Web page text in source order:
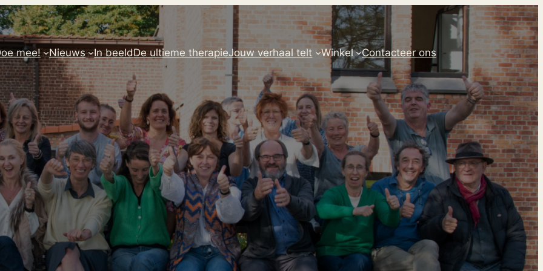
mee! Nieuws In beeldDe ultieme therapieJouw verhaal telt Winkel Contacteer ons